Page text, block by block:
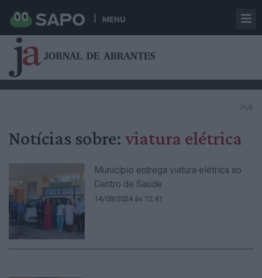
MENU
PUB
Notícias sobre: viatura elétrica
Município entrega viatura elétrica ao
Centro de Saúde
14/08/2024 às 12:41